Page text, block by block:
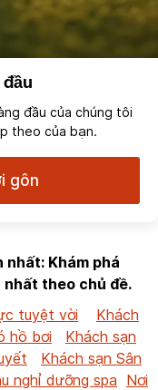
đầu của chúng tôi
theo của bạn.
gôn
Khám phá
nhất theo chủ đề.
tuyệt vời
Khách
hồ bơi
Khách sạn
Khách sạn Sân
nghỉ dưỡng spa
Nơi